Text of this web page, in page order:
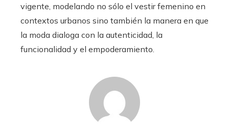
vigente, modelando no sólo el vestir femenino en
contextos urbanos sino también la manera en que
la moda dialoga con la autenticidad, la
funcionalidad y el empoderamiento.